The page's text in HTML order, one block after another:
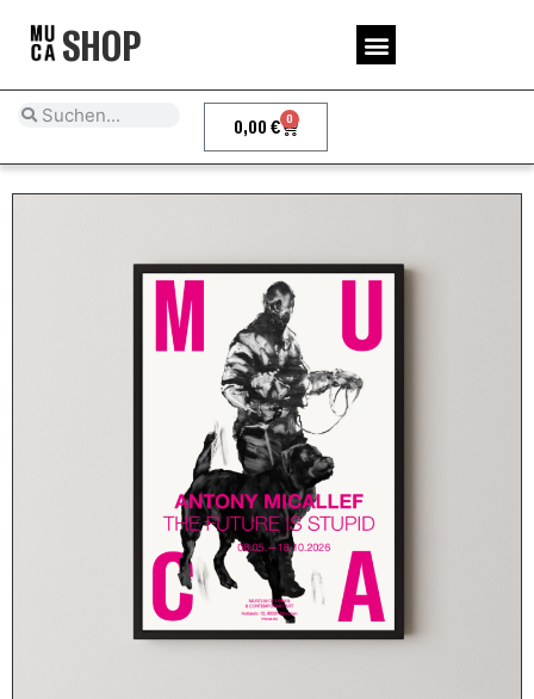
SHOP
0,00€ 0